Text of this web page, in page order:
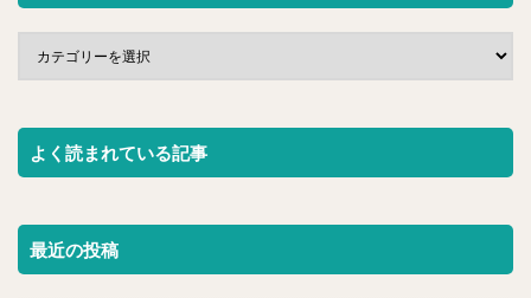
よく読まれている記事
最近の投稿